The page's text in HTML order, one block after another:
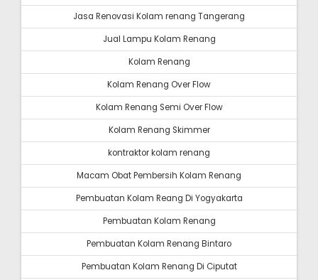
Jasa Renovasi Kolam renang Tangerang
Jual Lampu Kolam Renang
Kolam Renang
Kolam Renang Over Flow
Kolam Renang Semi Over Flow
Kolam Renang Skimmer
kontraktor kolam renang
Macam Obat Pembersih Kolam Renang
Pembuatan Kolam Reang Di Yogyakarta
Pembuatan Kolam Renang
Pembuatan Kolam Renang Bintaro
Pembuatan Kolam Renang Di Ciputat